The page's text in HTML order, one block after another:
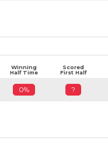
Winning
Half Time
Scored
First Half
0% ?